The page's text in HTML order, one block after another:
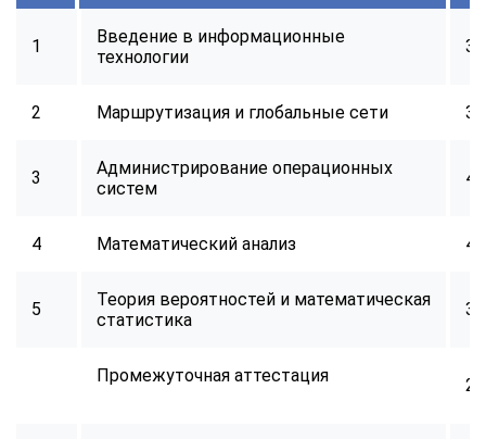
1
Введение в информационные
технологии
32
2 Маршрутизация и глобальные сети 32
3
Администрирование операционных
систем
40
4 Математический анализ 40
5
Теория вероятностей и математическая
статистика
32
Промежуточная аттестация 2